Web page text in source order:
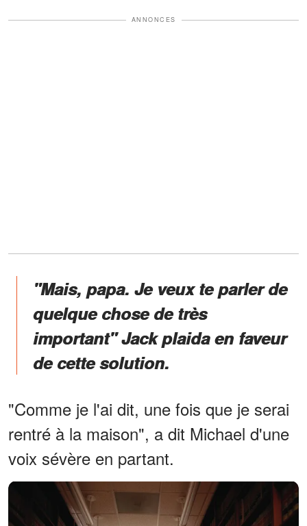
ANNONCES
"Mais, papa. Je veux te parler de
quelque chose de très
important" Jack plaida en faveur
de cette solution.
"Comme je l'ai dit, une fois que je serai
rentré à la maison", a dit Michael d'une
voix sévère en partant.